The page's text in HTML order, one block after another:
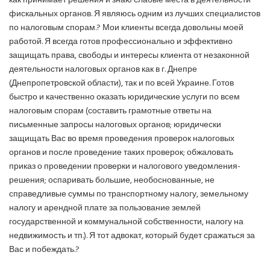
фискальных органов. Я являюсь одним из лучших специалистов
по налоговым спорам.? Мои клиенты всегда довольны моей
работой. Я всегда готов профессионально и эффективно
защищать права, свободы и интересы клиента от незаконной
деятельности налоговых органов как в г. Днепре
(Днепропетровской области), так и по всей Украине. Готов
быстро и качественно оказать юридические услуги по всем
налоговым спорам (составить грамотные ответы на
письменные запросы налоговых органов; юридически
защищать Вас во время проведения проверок налоговых
органов и после проведение таких проверок; обжаловать
приказ о проведении проверки и налогового уведомления-
решения; оспаривать большие, необоснованные, не
справедливые суммы по транспортному налогу, земельному
налогу и арендной плате за пользование землей
государственной и коммунальной собственности, налогу на
недвижимость и тп.). Я тот адвокат, который будет сражаться за
Вас и побеждать.?